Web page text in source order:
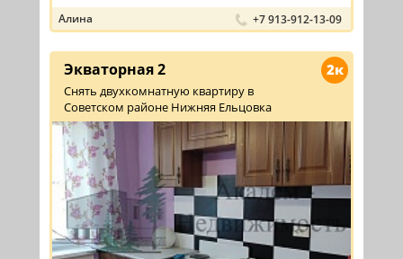
Алина +7 913-912-13-09
2к
Экваторная 2
Снять двухкомнатную квартиру в
Советском районе Нижняя Ельцовка